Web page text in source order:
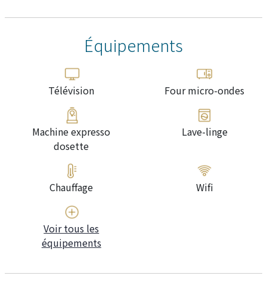
Équipements
Télévision Four micro-ondes
Machine expresso
dosette
Lave-linge
Chauffage Wifi
Voir tous les
équipements